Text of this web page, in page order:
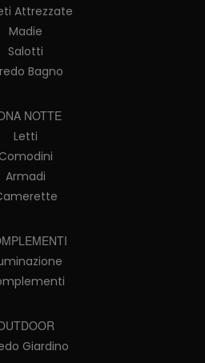
Attrezzate
Madie
Salotti
Bagno
NOTTE
Letti
Comodini
Armadi
Giardino